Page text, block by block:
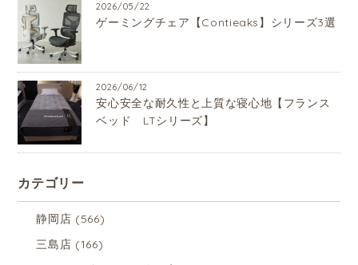
2026/05/22
ゲーミングチェア【Contieaks】シリーズ3選
2026/06/12
安心安全な耐久性と上質な寝心地【フランス
ベッド LTシリーズ】
カテゴリー
静岡店 (566)
三島店 (166)